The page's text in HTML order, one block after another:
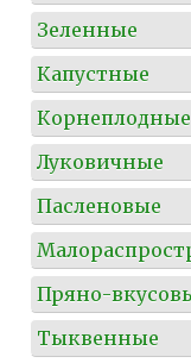
Зеленные
Капустные
Луковичные
Пасленовые
Пряно-
Тыквенные